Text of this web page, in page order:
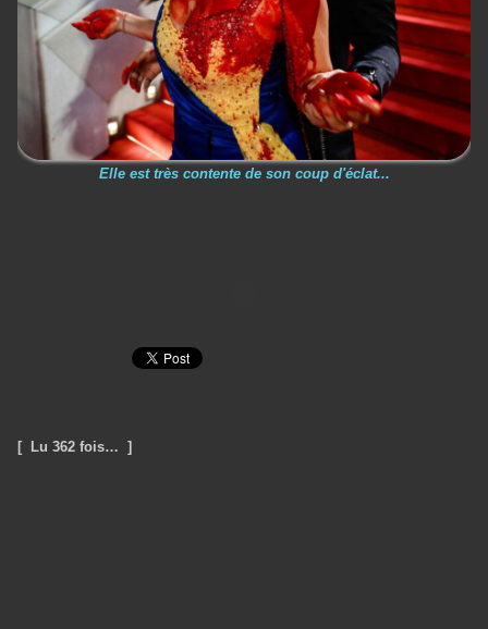
Elle est très contente de son coup d'éclat...
[ Lu 362 fois… ]